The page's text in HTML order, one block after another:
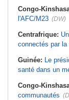
Congo-
l'AFC/M23 (DW)
Centrafrique:
connectés par la
Guinée: Le
santé dans un
Congo-
communautés